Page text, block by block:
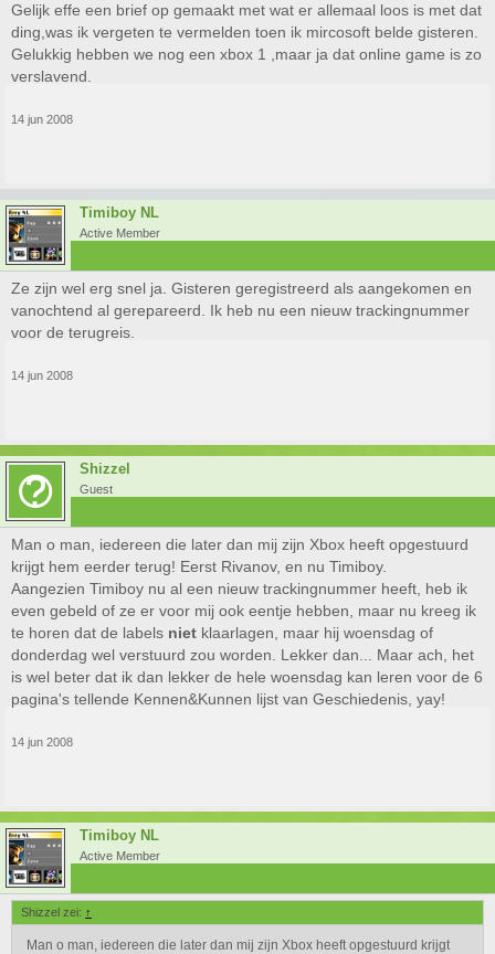
Gelijk effe een brief op gemaakt met wat er allemaal loos is met dat
ding,was ik vergeten te vermelden toen ik mircosoft belde gisteren.
Gelukkig hebben we nog een xbox 1 ,maar ja dat online game is zo
verslavend.
14 jun 2008
Timiboy NL
Active Member
Ze zijn wel erg snel ja. Gisteren geregistreerd als aangekomen en
vanochtend al gerepareerd. Ik heb nu een nieuw trackingnummer
voor de terugreis.
14 jun 2008
Shizzel
Guest
Man o man, iedereen die later dan mij zijn Xbox heeft opgestuurd
krijgt hem eerder terug! Eerst Rivanov, en nu Timiboy.
Aangezien Timiboy nu al een nieuw trackingnummer heeft, heb ik
even gebeld of ze er voor mij ook eentje hebben, maar nu kreeg ik
te horen dat de labels niet klaarlagen, maar hij woensdag of
donderdag wel verstuurd zou worden. Lekker dan... Maar ach, het
is wel beter dat ik dan lekker de hele woensdag kan leren voor de 6
pagina's tellende Kennen&Kunnen lijst van Geschiedenis, yay!
14 jun 2008
Timiboy NL
Active Member
Shizzel zei: ↑
Man o man, iedereen die later dan mij zijn Xbox heeft opgestuurd krijgt